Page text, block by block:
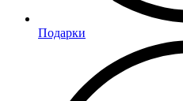
Подарки